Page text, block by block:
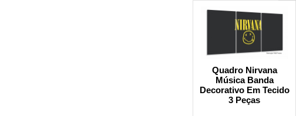
Quadro Nirvana
Música Banda
Decorativo Em Tecido
3 Peças